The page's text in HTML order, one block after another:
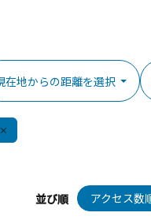
在地からの距離を選択
並び順 アクセス数